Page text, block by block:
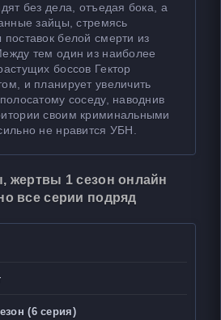
без дела, отъедая бока, а
зайцы, стремясь
белой смерти из
тем один из наиболее
боссов Гектор
и планирует увеличить
соседу, наводнив
своим криминальными
не нравится УБН.
жертвы 1 сезон онлайн
все серии подряд
(6 серия)